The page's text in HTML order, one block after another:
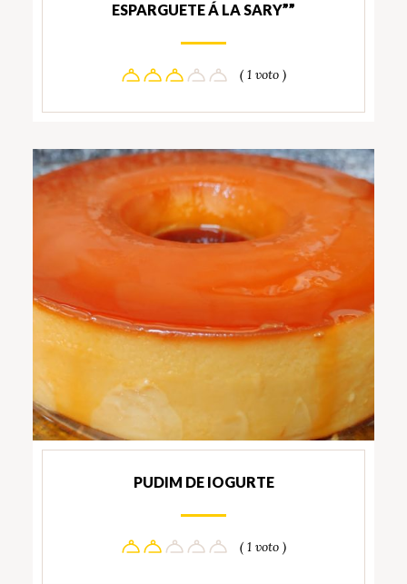
ESPARGUETE Á LA SARY””
( 1 voto )
PUDIM DE IOGURTE
( 1 voto )